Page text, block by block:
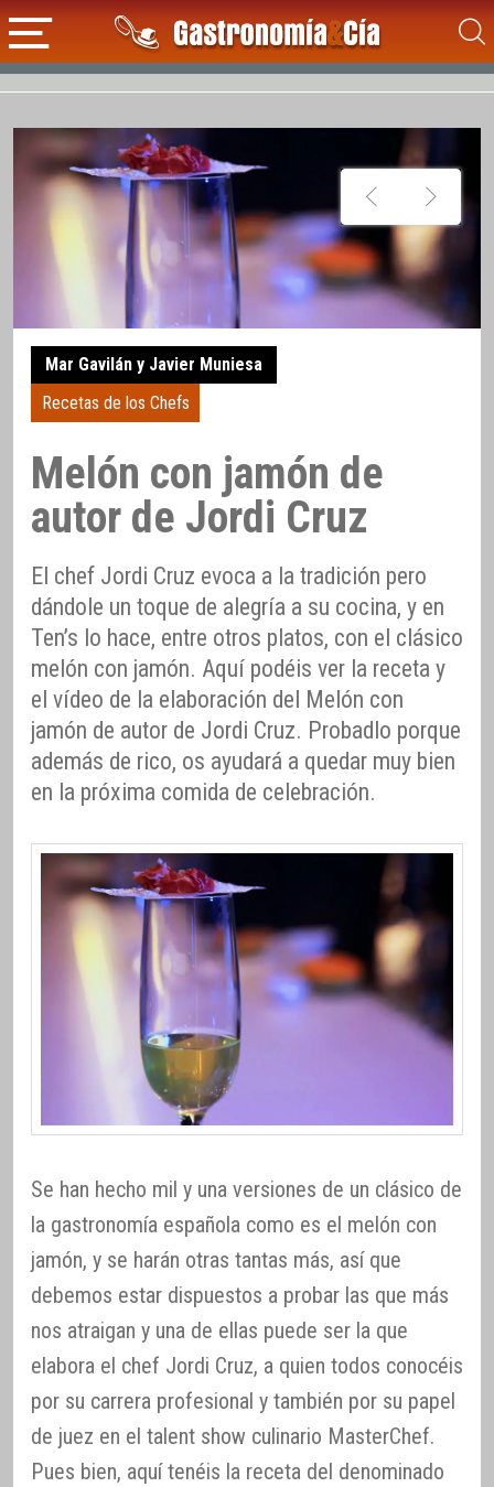
Mar Gavilán y Javier Muniesa
Recetas de los Chefs
Melón con jamón de
autor de Jordi Cruz
El chef Jordi Cruz evoca a la tradición pero
dándole un toque de alegría a su cocina, y en
Ten’s lo hace, entre otros platos, con el clásico
melón con jamón. Aquí podéis ver la receta y
el vídeo de la elaboración del Melón con
jamón de autor de Jordi Cruz. Probadlo porque
además de rico, os ayudará a quedar muy bien
en la próxima comida de celebración.
Se han hecho mil y una versiones de un clásico de
la gastronomía española como es el melón con
jamón, y se harán otras tantas más, así que
debemos estar dispuestos a probar las que más
nos atraigan y una de ellas puede ser la que
elabora el chef Jordi Cruz, a quien todos conocéis
por su carrera profesional y también por su papel
de juez en el talent show culinario MasterChef.
Pues bien, aquí tenéis la receta del denominado